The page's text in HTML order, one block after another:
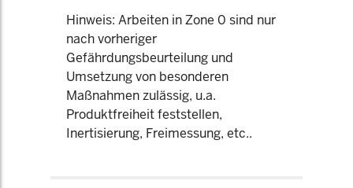
Hinweis: Arbeiten in Zone 0 sind nur
nach vorheriger
Gefährdungsbeurteilung und
Umsetzung von besonderen
Maßnahmen zulässig, u.a.
Produktfreiheit feststellen,
Inertisierung, Freimessung, etc..